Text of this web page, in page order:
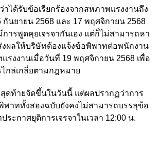
าได้รับข้อเรียกร้องจากสหภาพแรงงานถึง
กันยายน 2568 และ 17 พฤศจิกายน 2568
ารพูดคุยเจรจากันเอง แต่ก็ไม่สามารถหา
ผลให้บริษัทต้องแจ้งข้อพิพาทต่อพนักงาน
รงงานเมื่อวันที่ 19 พฤศจิกายน 2568 เพื่อ
กล่เกลี่ยตามกฎหมาย
สุดท้ายจัดขึ้นในวันนี้ แต่ผลปรากฏว่าการ
พาททั้งสองฉบับยังคงไม่สามารถบรรลุข้อ
ระกาศยุติการเจรจาในเวลา 12:00 น.